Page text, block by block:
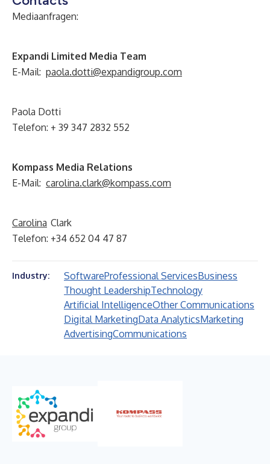
Mediaanfragen:
Expandi Limited Media Team
E-Mail: paola.dotti@expandigroup.com
Paola Dotti
Telefon: + 39 347 2832 552
Kompass Media Relations
E-Mail: carolina.clark@kompass.com
Carolina Clark
Telefon: +34 652 04 47 87
Industry: SoftwareProfessional ServicesBusiness
Thought LeadershipTechnology
Artificial IntelligenceOther Communications
Digital MarketingData AnalyticsMarketing
AdvertisingCommunications